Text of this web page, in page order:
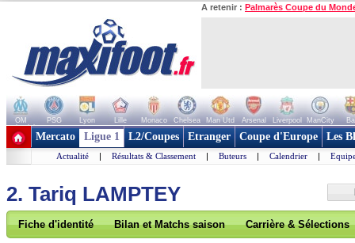
A retenir : Palmarès Coupe du
OM PSG Lyon Lille Monaco Chelsea Man Utd Arsenal Liverpool ManCity
+ de clubs
Mercato Ligue 1 L2/Coupes Etranger Coupe d'Europe Les
Actualité | Résultats & Classement | Buteurs | Calendrier |
2. Tariq LAMPTEY
Fiche d'identité Bilan et Matchs saison Carrière & Sélections